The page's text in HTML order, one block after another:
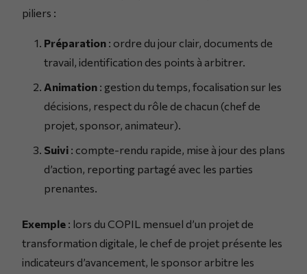
piliers :
Préparation : ordre du jour clair, documents de
travail, identification des points à arbitrer.
Animation : gestion du temps, focalisation sur les
décisions, respect du rôle de chacun (chef de
projet, sponsor, animateur).
Suivi : compte-rendu rapide, mise à jour des plans
d’action, reporting partagé avec les parties
prenantes.
Exemple : lors du COPIL mensuel d’un projet de
transformation digitale, le chef de projet présente les
indicateurs d’avancement, le sponsor arbitre les